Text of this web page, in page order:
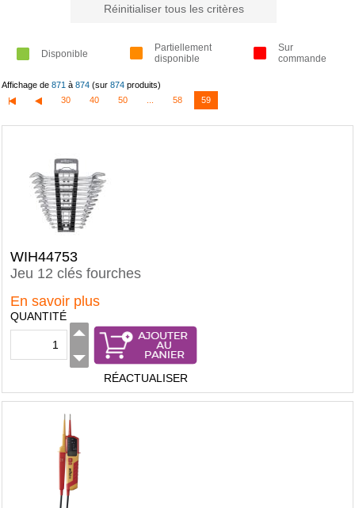
Réinitialiser tous les critères
Disponible
Partiellement
disponible
Sur
commande
Affichage de 871 à 874 (sur 874 produits)
30
40 50 58 59
WIH44753
Jeu 12 clés fourches
En savoir plus
QUANTITÉ
RÉACTUALISER